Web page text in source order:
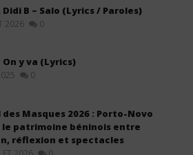
B – Salo (Lyrics / Paroles)
2026 0
On y va (Lyrics)
0
Masques 2026 : Porto-Novo
le patrimoine béninois entre
réflexion et spectacles